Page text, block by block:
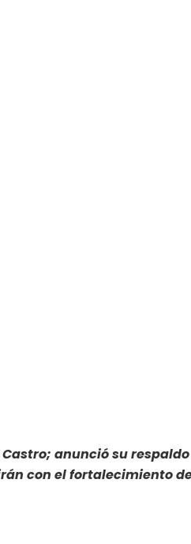
anunció su
con el fortalecimiento